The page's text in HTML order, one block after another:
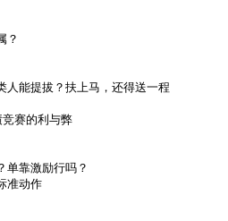
？
提拔？扶上马，还得送一程
赛的利与弊
靠激励行吗？
准动作